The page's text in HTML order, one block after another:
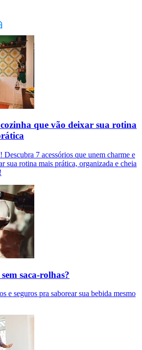
cozinha que vão deixar sua rotina
Descubra 7 acessórios que unem charme e
sua rotina mais prática, organizada e cheia
saca-rolhas?
e seguros pra saborear sua bebida mesmo